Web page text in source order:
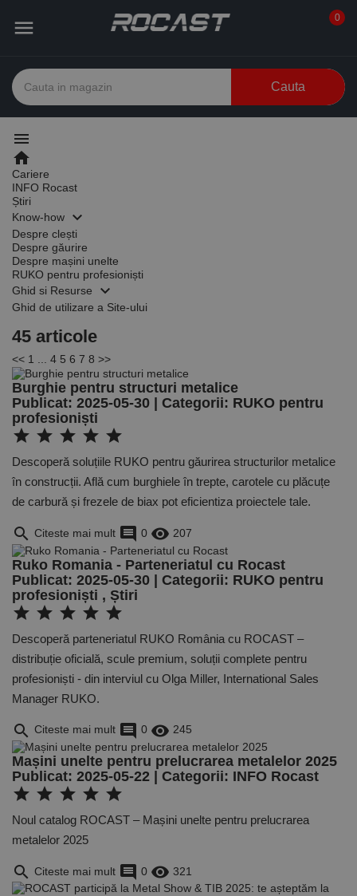
 0
Cauta
menu
home
Cariere
INFO Rocast
Știri
Know-how
keyboard_arrow_down
Despre clești
Despre găurire
Despre mașini unelte
RUKO pentru profesioniști
Ghid si Resurse
keyboard_arrow_down
Ghid de utilizare a Site-ului
45 articole
<< 1 4 5 6 7 8 >>
Burghie pentru structuri metalice
Publicat: 2025-05-30 | Categorii: RUKO pentru
profesioniști
star star star star star
Descoperă soluțiile RUKO pentru găurirea structurilor metalice
în construcții. Află cum burghiele în trepte, carotele cu plăcuțe
de carbură și frezele de biax pot eficientiza proiectele tale.
search Citeste mai mult comment 0 remove_red_eye 207
Ruko Romania - Parteneriatul cu Rocast
Publicat: 2025-05-30 | Categorii: RUKO pentru
profesioniști , Știri
star star star star star
Descoperă parteneriatul RUKO România cu ROCAST –
distribuție oficială, scule premium, soluții complete pentru
profesioniști - din interviul cu Olga Miller, International Sales
Manager RUKO.
search Citeste mai mult comment 0 remove_red_eye 245
Mașini unelte pentru prelucrarea metalelor 2025
Publicat: 2025-05-22 | Categorii: INFO Rocast
star star star star star
Noul catalog ROCAST – Mașini unelte pentru prelucrarea
metalelor 2025
search Citeste mai mult comment 0 remove_red_eye 321